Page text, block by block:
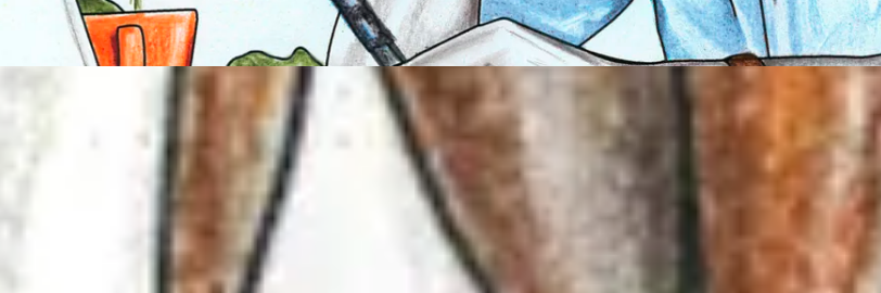
Nếu bạn muốn tập trung vào công việc thì bạn cần sự bình yên và tĩnh lặng.